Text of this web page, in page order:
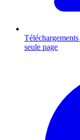
Téléchargements
seule page